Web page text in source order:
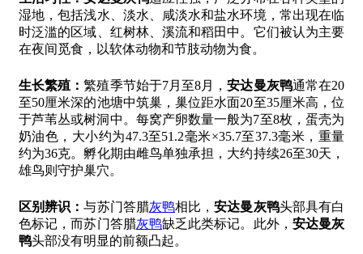
湿地，包括浅水、淡水、咸淡水和盐水环境，常出现在临
时泛滥的区域、红树林、溪流和稻田中。它们被认为主要
在夜间觅食，以软体动物和节肢动物为食。
生长繁殖：繁殖季节始于7月至8月，安达曼灰鸭通常在20
至50厘米深的池塘中筑巢，巢位距水面20至35厘米高，位
于芦苇丛或树洞中。每窝产卵数量一般为7至8枚，蛋壳为
奶油色，大小约为47.3至51.2毫米×35.7至37.3毫米，重量
约为36克。孵化期由雌鸟单独承担，大约持续26至30天，
雄鸟则守护巢穴。
区别辨识：与苏门答腊灰鸭相比，安达曼灰鸭头部具有白
色标记，而苏门答腊灰鸭缺乏此类标记。此外， 安达曼灰
鸭头部没有明显的前额凸起。